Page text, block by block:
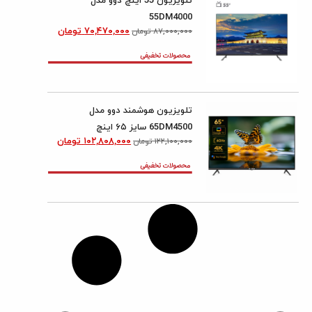
55DM4000
۸۷,۰۰۰,۰۰۰ تومان۷۰,۴۷۰,۰۰۰ تومان
تلویزیون هوشمند دوو مدل
65DM4500 سایز ۶۵ اینچ
۱۲۲,۱۰۰,۰۰۰ تومان۱۰۲,۸۰۸,۰۰۰ تومان